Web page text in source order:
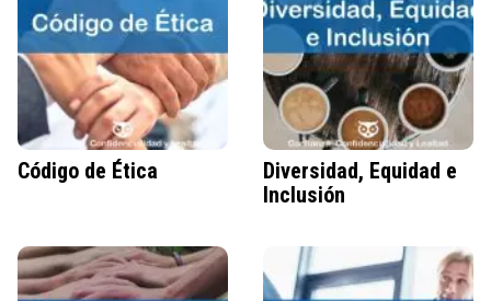
Código de Ética
Diversidad, Equidad e
Inclusión